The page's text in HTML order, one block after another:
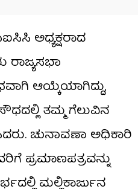
ಅಧ್ಯಕ್ಷರಾದ
ರಾಜ್ಯಸಭಾ
ಆಯ್ಕೆಯಾಗಿದ್ದು,
ತಮ್ಮ ಗೆಲುವಿನ
ಚುನಾವಣಾ ಅಧಿಕಾರಿ
ಪ್ರಮಾಣಪತ್ರವನ್ನು
ಮಲ್ಲಿಕಾರ್ಜುನ